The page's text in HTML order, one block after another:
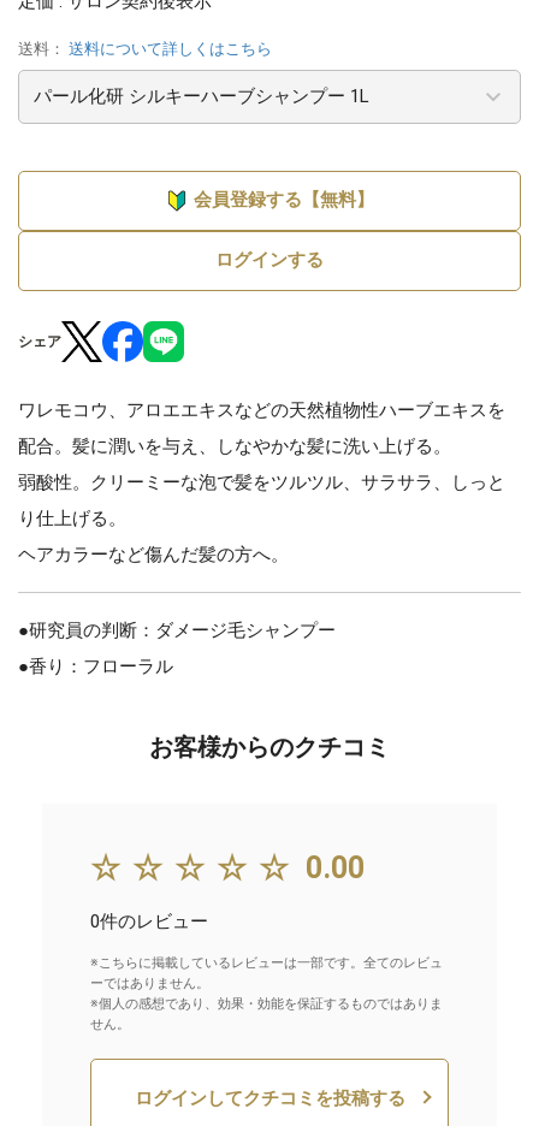
送料： 送料について詳しくはこちら
会員登録する【無料】
ログインする
シェア
ワレモコウ、アロエエキスなどの天然植物性ハーブエキスを
配合。髪に潤いを与え、しなやかな髪に洗い上げる。
弱酸性。クリーミーな泡で髪をツルツル、サラサラ、しっと
り仕上げる。
ヘアカラーなど傷んだ髪の方へ。
●研究員の判断：ダメージ毛シャンプー
●香り：フローラル
お客様からのクチコミ
☆☆☆☆☆ 0.00
0件のレビュー
※こちらに掲載しているレビューは一部です。全てのレビュ
ーではありません。
※個人の感想であり、効果・効能を保証するものではありま
せん。
ログインしてクチコミを投稿する